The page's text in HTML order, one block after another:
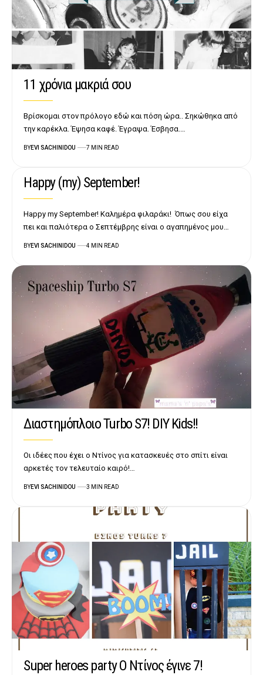
11 χρόνια μακριά σου
Βρίσκομαι στον πρόλογο εδώ και πόση ώρα.. Σηκώθηκα από
την καρέκλα. Έψησα καφέ. Έγραψα. Έσβησα.…
BYEVI SACHINIDOU 7 MIN READ
Happy (my) September!
Happy my September! Καλημέρα φιλαράκι! Όπως σου είχα
πει και παλιότερα ο Σεπτέμβρης είναι ο αγαπημένος μου…
BYEVI SACHINIDOU 4 MIN READ
Διαστημόπλοιο Turbo S7! DIY Kids!!
Οι ιδέες που έχει ο Ντίνος για κατασκευές στο σπίτι είναι
αρκετές τον τελευταίο καιρό!…
BYEVI SACHINIDOU 3 MIN READ
Super heroes party Ο Ντίνος έγινε 7!